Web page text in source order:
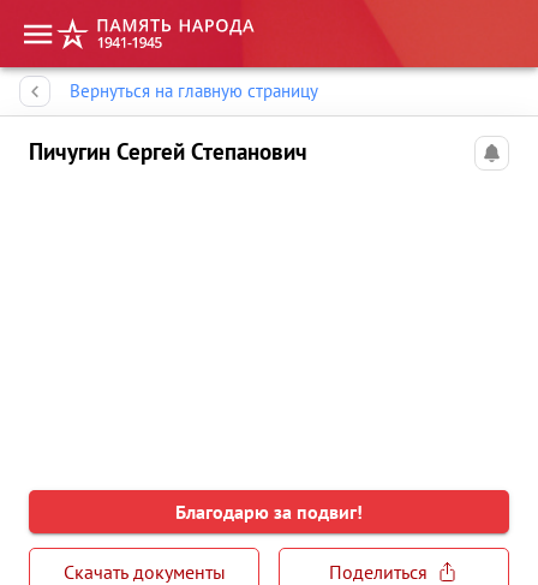
Вернуться на главную страницу
Пичугин Сергей Степанович
Благодарю за подвиг!
Скачать документы
Поделиться
Память народа